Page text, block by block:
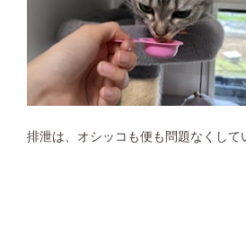
排泄は、オシッコも便も問題なくして